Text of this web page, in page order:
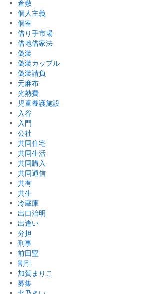
倉敷
個人主義
個室
借り手市場
借地借家法
偽装
偽装カップル
偽装請負
元麻布
光熱費
児童養護施設
入谷
入門
公社
共同住宅
共同生活
共同購入
共同通信
共有
共生
冷蔵庫
出口治明
出逢い
分担
刑事
前田塁
割引
加賀まりこ
募集